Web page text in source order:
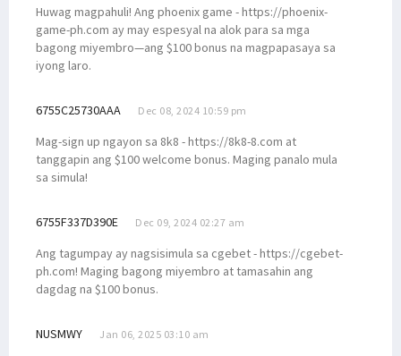
Huwag magpahuli! Ang phoenix game - https://phoenix-
game-ph.com ay may espesyal na alok para sa mga
bagong miyembro—ang $100 bonus na magpapasaya sa
iyong laro.
6755C25730AAA Dec 08, 2024 10:59 pm
Mag-sign up ngayon sa 8k8 - https://8k8-8.com at
tanggapin ang $100 welcome bonus. Maging panalo mula
sa simula!
6755F337D390E Dec 09, 2024 02:27 am
Ang tagumpay ay nagsisimula sa cgebet - https://cgebet-
ph.com! Maging bagong miyembro at tamasahin ang
dagdag na $100 bonus.
NUSMWY Jan 06, 2025 03:10 am